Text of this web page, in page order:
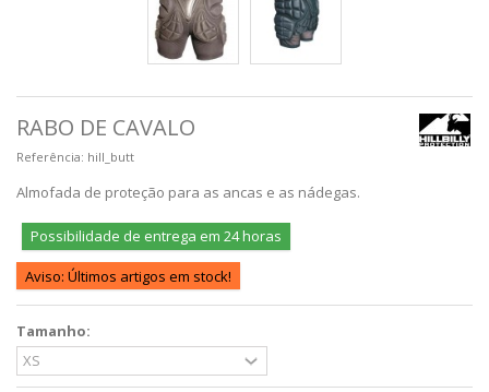
RABO DE CAVALO
Referência: hill_butt
Almofada de proteção para as ancas e as nádegas.
Possibilidade de entrega em 24 horas
Aviso: Últimos artigos em stock!
Tamanho: